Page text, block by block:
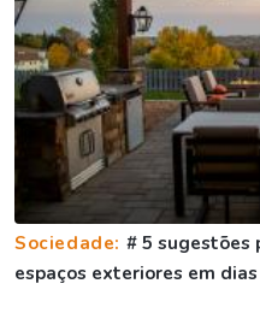
Sociedade: # 5 sugestões
espaços exteriores em